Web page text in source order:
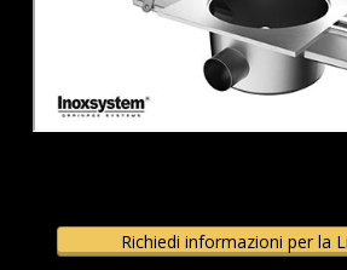
Richiedi informazioni per la